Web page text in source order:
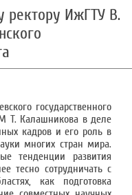
ректору ИжГТУ В.
государственного
Т. Калашникова в деле
кадров и его роль в
многих стран мира.
тенденции развития
тесно сотрудничать с
как подготовка